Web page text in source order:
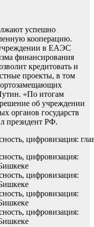
успешно
кооперацию.
в ЕАЭС
финансирования
кредитовать и
проекты, в том
«По итогам
об учреждении
органов государств
президент РФ.